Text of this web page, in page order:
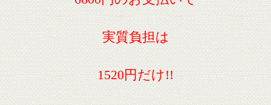
実質負担は
1520円だけ!!